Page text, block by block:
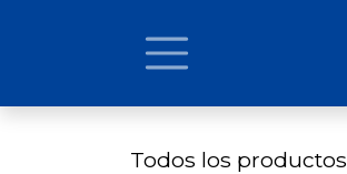
Todos los productos